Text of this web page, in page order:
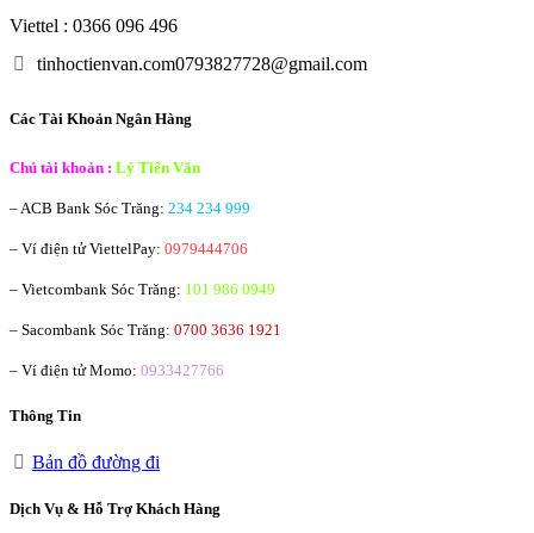
Viettel : 0366 096 496
tinhoctienvan.com0793827728@gmail.com
Các Tài Khoản Ngân Hàng
Chủ tài khoản : Lý Tiến Văn
– ACB Bank Sóc Trăng: 234 234 999
– Ví điện tử ViettelPay: 0979444706
– Vietcombank Sóc Trăng: 101 986 0949
– Sacombank Sóc Trăng: 0700 3636 1921
– Ví điện tử Momo: 0933427766
Thông Tin
Bản đồ đường đi
Dịch Vụ & Hỗ Trợ Khách Hàng